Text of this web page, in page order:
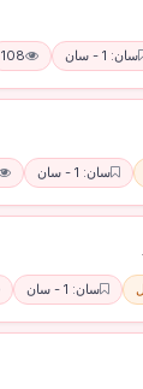
سان: 1 - سان 108
سان: 1 - سان
سان: 1 - سان